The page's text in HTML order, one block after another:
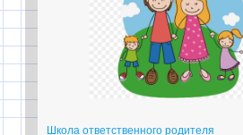
Школа ответственного родителя